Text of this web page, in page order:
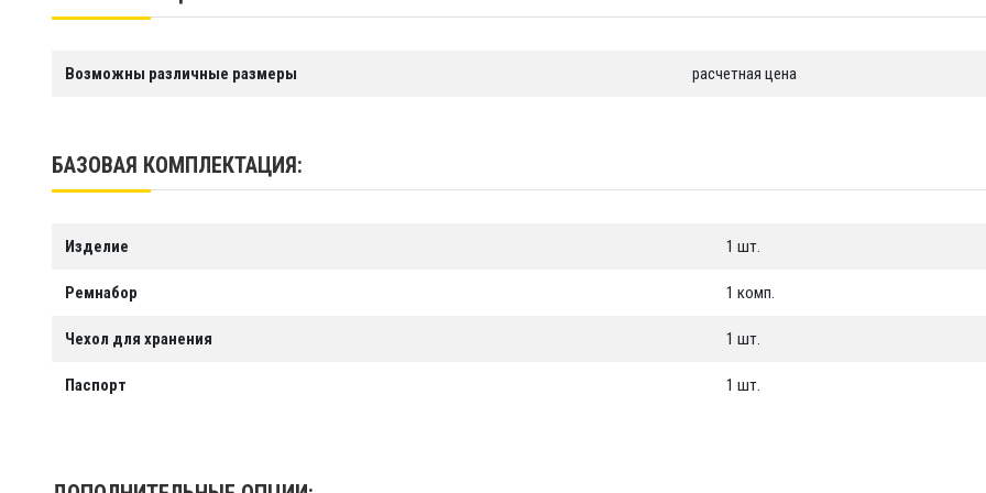
Возможны различные размеры расчетная цена
БАЗОВАЯ КОМПЛЕКТАЦИЯ:
Изделие 1 шт.
Ремнабор 1 комп.
Чехол для хранения 1 шт.
Паспорт 1 шт.